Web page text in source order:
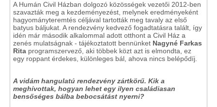
A Humán Civil Házban dolgozó közösségek vezetői 2012-ben
szavazták meg a kezdeményezést, melynek eredményeként
hagyományteremtés céljával tartották meg tavaly az első
batyus báljukat. A rendezvény kedvező fogadtatásra talált, így
idén már második alkalommal adott otthont a Civil Ház a
zenés mulatságnak - tájékoztatott bennünket Nagyné Farkas
Rita programszervező, aki többek közt azt is elmondta, ez
egy roppant érdekes, különleges bál, ahova nincs belépődíj.
A vidám hangulatú rendezvény zártkörű. Kik a
meghívottak, hogyan lehet egy ilyen családiasan
bensőséges bálba bebocsátást nyerni?